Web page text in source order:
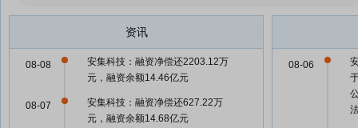
资讯
安集科技：融资净偿还2203.12万
元，融资余额14.46亿元
08-08
安集科技：融资净偿还627.22万
元，融资余额14.68亿元
08-07
08-06